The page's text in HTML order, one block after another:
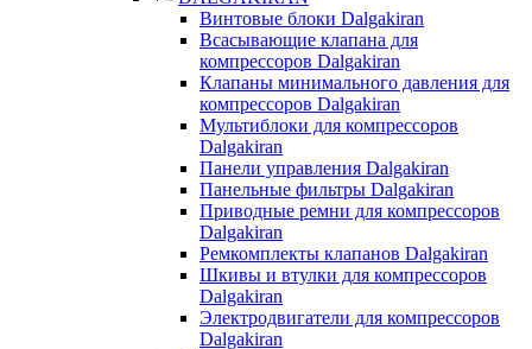
Винтовые блоки Dalgakiran
Всасывающие клапана для
компрессоров Dalgakiran
Клапаны минимального давления для
компрессоров Dalgakiran
Мультиблоки для компрессоров
Dalgakiran
Панели управления Dalgakiran
Панельные фильтры Dalgakiran
Приводные ремни для компрессоров
Dalgakiran
Ремкомплекты клапанов Dalgakiran
Шкивы и втулки для компрессоров
Dalgakiran
Электродвигатели для компрессоров
Dalgakiran